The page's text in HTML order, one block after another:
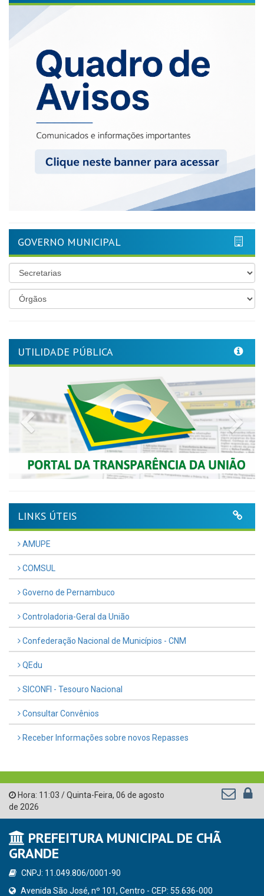
GOVERNO MUNICIPAL
UTILIDADE PÚBLICA
Previous
LINKS ÚTEIS
AMUPE
COMSUL
Governo de Pernambuco
Controladoria-Geral da União
Confederação Nacional de Municípios - CNM
QEdu
SICONFI - Tesouro Nacional
Consultar Convênios
Receber Informações sobre novos Repasses
Hora: 11:03 /Quinta-Feira, 06 de agosto
de 2026
PREFEITURA MUNICIPAL DE CHÃ
GRANDE
CNPJ: 11.049.806/0001-90
Avenida São José, nº 101, Centro - CEP: 55.636-000